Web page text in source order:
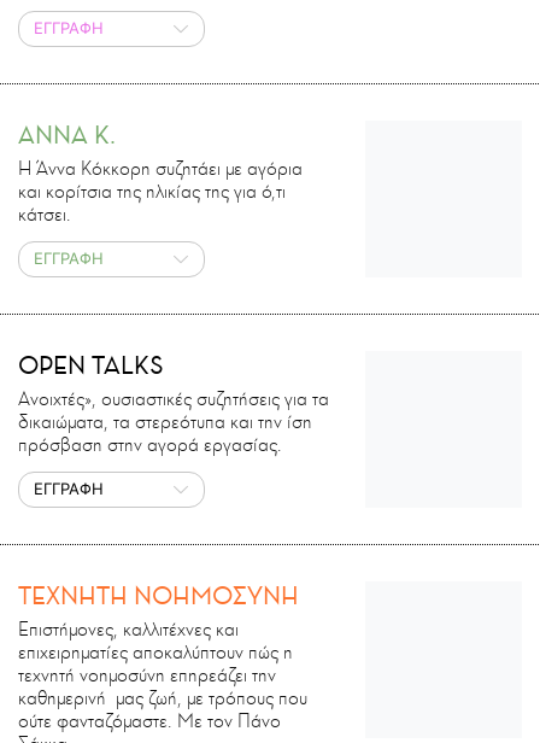
ΕΓΓΡΑΦΗ
ΑΝΝΑ Κ.
Η Άννα Κόκκορη συζητάει με αγόρια
και κορίτσια της ηλικίας της για ό,τι
κάτσει.
ΕΓΓΡΑΦΗ
OPEN TALKS
Ανοιχτές», ουσιαστικές συζητήσεις για τα
δικαιώματα, τα στερεότυπα και την ίση
πρόσβαση στην αγορά εργασίας.
ΕΓΓΡΑΦΗ
ΤΕΧΝΗΤΗ ΝΟΗΜΟΣΥΝΗ
Επιστήμονες, καλλιτέχνες και
επιχειρηματίες αποκαλύπτουν πώς η
τεχνητή νοημοσύνη επηρεάζει την
καθημερινή μας ζωή, με τρόπους που
ούτε φανταζόμαστε. Με τον Πάνο